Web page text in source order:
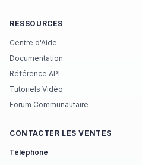
RESSOURCES
Centre d'Aide
Documentation
Référence API
Tutoriels Vidéo
Forum Communautaire
CONTACTER LES VENTES
Téléphone